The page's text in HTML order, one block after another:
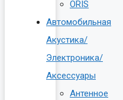
ORIS
Автомобильная
Акустика/
Электроника/
Аксессуары
Антенное